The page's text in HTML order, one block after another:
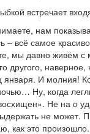
встречает
нам
– всё самое
мы давно живём
другого,
И молния!
Ну, когда
Не на о
не
как это